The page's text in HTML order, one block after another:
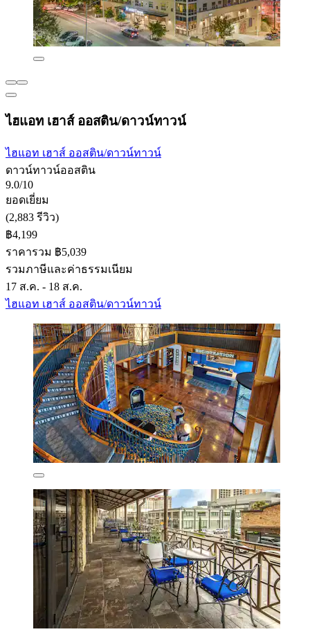
ไฮแอท เฮาส์ ออสติน/ดาวน์ทาวน์
ไฮแอท เฮาส์ ออสติน/ดาวน์ทาวน์
ดาวน์ทาวน์ออสติน
9.0/10
ยอดเยี่ยม
(2,883 รีวิว)
฿4,199
ราคารวม ฿5,039
รวมภาษีและค่าธรรมเนียม
17 ส.ค. - 18 ส.ค.
ไฮแอท เฮาส์ ออสติน/ดาวน์ทาวน์